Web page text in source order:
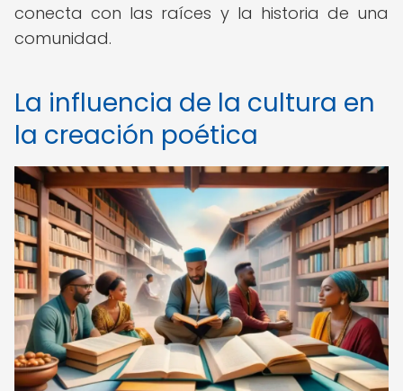
conecta con las raíces y la historia de una
comunidad.
La influencia de la cultura en
la creación poética